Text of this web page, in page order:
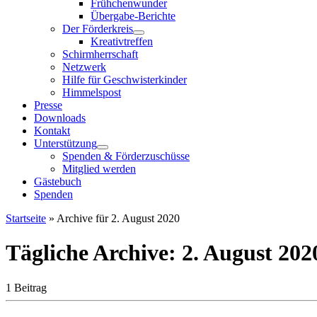
Frühchenwunder
Übergabe-Berichte
Der Förderkreis
Kreativtreffen
Schirmherrschaft
Netzwerk
Hilfe für Geschwisterkinder
Himmelspost
Presse
Downloads
Kontakt
Unterstützung
Spenden & Förderzuschüsse
Mitglied werden
Gästebuch
Spenden
Startseite » Archive für 2. August 2020
Tägliche Archive: 2. August
1 Beitrag